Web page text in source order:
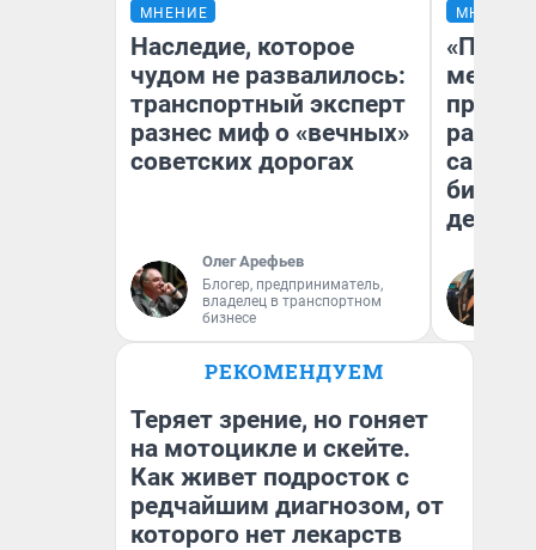
МНЕНИЕ
Наследие, которое
чудом не развалилось:
транспортный эксперт
разнес миф о «вечных»
советских дорогах
Олег Арефьев
Блогер, предприниматель,
владелец в транспортном
бизнесе
МНЕНИЕ
самом
РЕКОМЕНДУЕМ
Теряет зрение, но гоняет
на мотоцикле и скейте.
Как живет подросток с
редчайшим диагнозом, от
которого нет лекарств